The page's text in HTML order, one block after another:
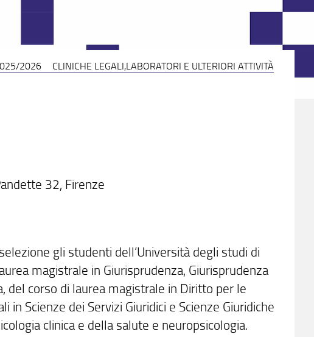
2026
CLINICHE LEGALI,LABORATORI E ULTERIORI ATTIVITÀ
32, Firenze
gli studenti dell’Università degli studi di
magistrale in Giurisprudenza, Giurisprudenza
del corso di laurea magistrale in Diritto per le
in Scienze dei Servizi Giuridici e Scienze Giuridiche
clinica e della salute e neuropsicologia.